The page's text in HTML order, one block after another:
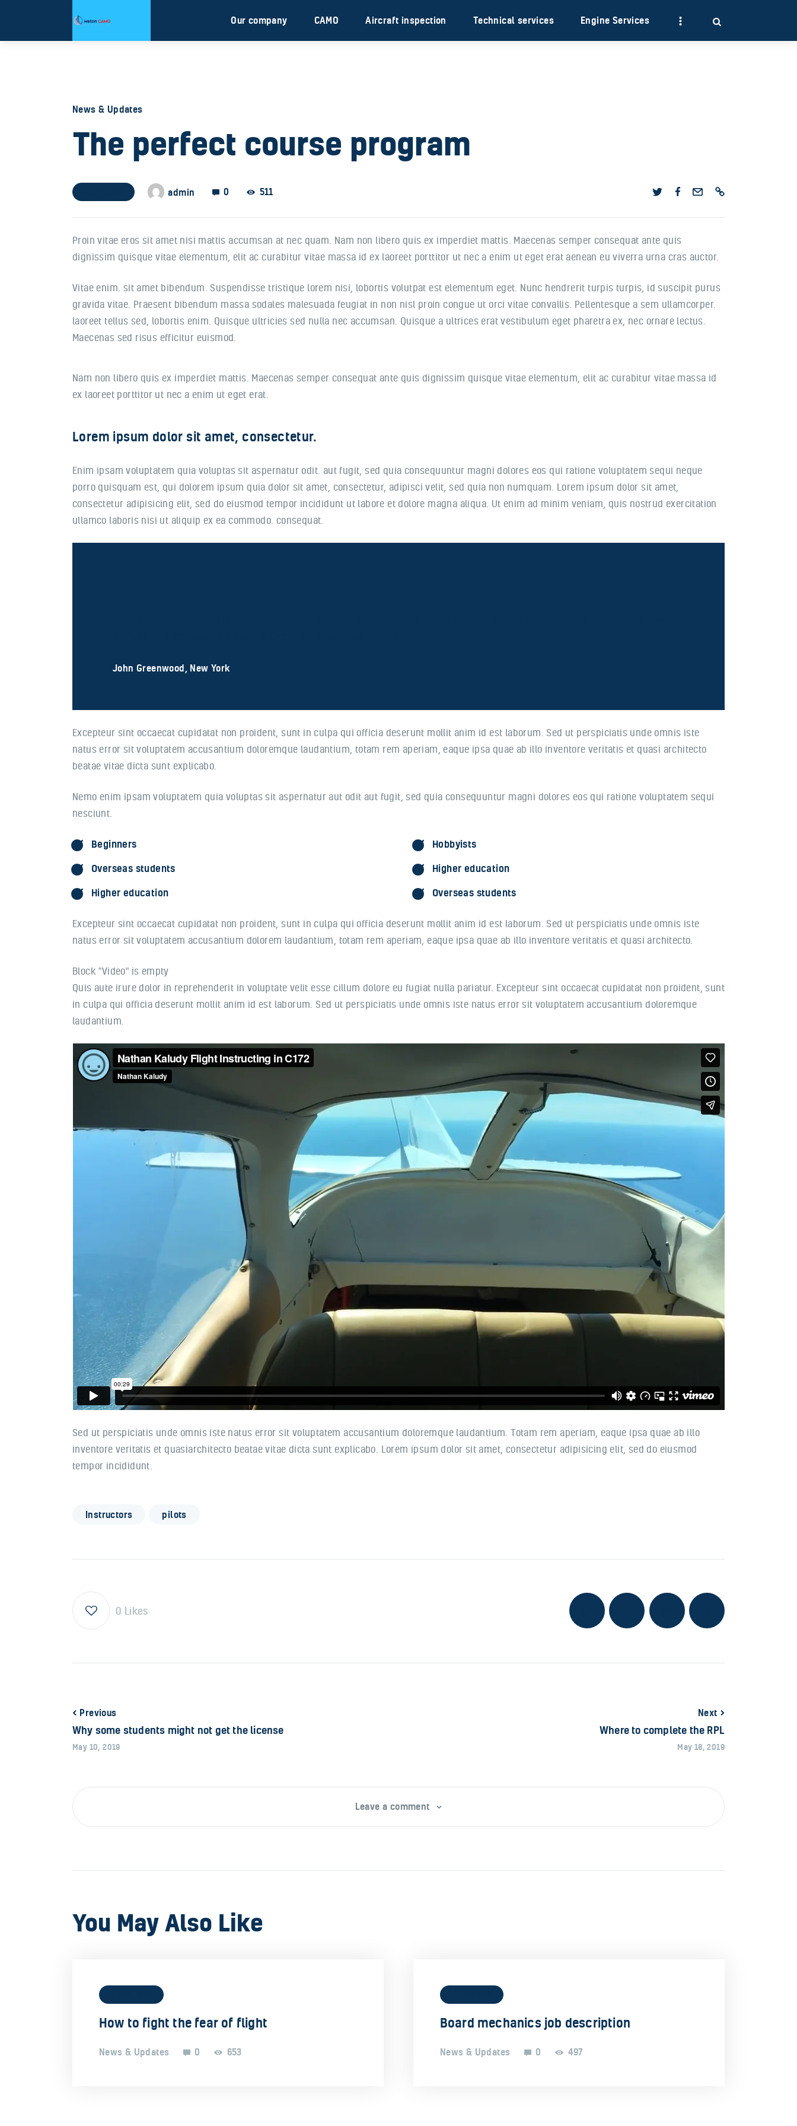
Our company CAMO Aircraft inspection Technical services Engine Services
Our company
CAMO
Industry solutions
News & Updates
The perfect course program
admin 0 511
Proin vitae eros sit amet nisi mattis accumsan at nec quam. Nam non libero quis ex imperdiet mattis. Maecenas semper consequat ante quis
dignissim quisque vitae elementum, elit ac curabitur vitae massa id ex laoreet porttitor ut nec a enim ut eget erat aenean eu viverra urna cras auctor.
Vitae enim. sit amet bibendum. Suspendisse tristique lorem nisi, lobortis volutpat est elementum eget. Nunc hendrerit turpis turpis, id suscipit purus
gravida vitae. Praesent bibendum massa sodales malesuada feugiat in non nisl proin congue ut orci vitae convallis. Pellentesque a sem ullamcorper.
laoreet tellus sed, lobortis enim. Quisque ultricies sed nulla nec accumsan. Quisque a ultrices erat vestibulum eget pharetra ex, nec ornare lectus.
Maecenas sed risus efficitur euismod.
Nam non libero quis ex imperdiet mattis. Maecenas semper consequat ante quis dignissim quisque vitae elementum, elit ac curabitur vitae massa id
ex laoreet porttitor ut nec a enim ut eget erat.
Lorem ipsum dolor sit amet, consectetur.
Enim ipsam voluptatem quia voluptas sit aspernatur odit. aut fugit, sed quia consequuntur magni dolores eos qui ratione voluptatem sequi neque
porro quisquam est, qui dolorem ipsum quia dolor sit amet, consectetur, adipisci velit, sed quia non numquam. Lorem ipsum dolor sit amet,
consectetur adipisicing elit, sed do eiusmod tempor incididunt ut labore et dolore magna aliqua. Ut enim ad minim veniam, quis nostrud exercitation
ullamco laboris nisi ut aliquip ex ea commodo. consequat.
John Greenwood, New York
Excepteur sint occaecat cupidatat non proident, sunt in culpa qui officia deserunt mollit anim id est laborum. Sed ut perspiciatis unde omnis iste
natus error sit voluptatem accusantium doloremque laudantium, totam rem aperiam, eaque ipsa quae ab illo inventore veritatis et quasi architecto
beatae vitae dicta sunt explicabo.
Nemo enim ipsam voluptatem quia voluptas sit aspernatur aut odit aut fugit, sed quia consequuntur magni dolores eos qui ratione voluptatem sequi
nesciunt.
Beginners
Overseas students
Higher education
Hobbyists
Higher education
Overseas students
Excepteur sint occaecat cupidatat non proident, sunt in culpa qui officia deserunt mollit anim id est laborum. Sed ut perspiciatis unde omnis iste
natus error sit voluptatem accusantium dolorem laudantium, totam rem aperiam, eaque ipsa quae ab illo inventore veritatis et quasi architecto.
Block "Video" is empty
Quis aute irure dolor in reprehenderit in voluptate velit esse cillum dolore eu fugiat nulla pariatur. Excepteur sint occaecat cupidatat non proident, sunt
in culpa qui officia deserunt mollit anim id est laborum. Sed ut perspiciatis unde omnis iste natus error sit voluptatem accusantium doloremque
laudantium.
Sed ut perspiciatis unde omnis iste natus error sit voluptatem accusantium doloremque laudantium. Totam rem aperiam, eaque ipsa quae ab illo
inventore veritatis et quasiarchitecto beatae vitae dicta sunt explicabo. Lorem ipsum dolor sit amet, consectetur adipisicing elit, sed do eiusmod
tempor incididunt.
Instructors pilots
0 Likes
Previous
Why some students might not get the license
May 10, 2019
Next
Where to complete the RPL
May 18, 2019
Leave a comment
You May Also Like
How to fight the fear of flight
News & Updates 0 653
Board mechanics job description
News & Updates 0 497